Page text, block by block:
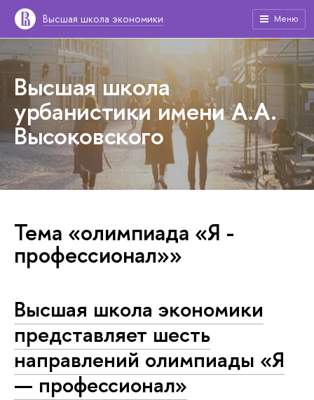
Высшая школа экономики Меню
Высшая школа
урбанистики имени А.А.
Высоковского
Тема «олимпиада «Я -
профессионал»»
Высшая школа экономики
представляет шесть
направлений олимпиады «Я
— профессионал»